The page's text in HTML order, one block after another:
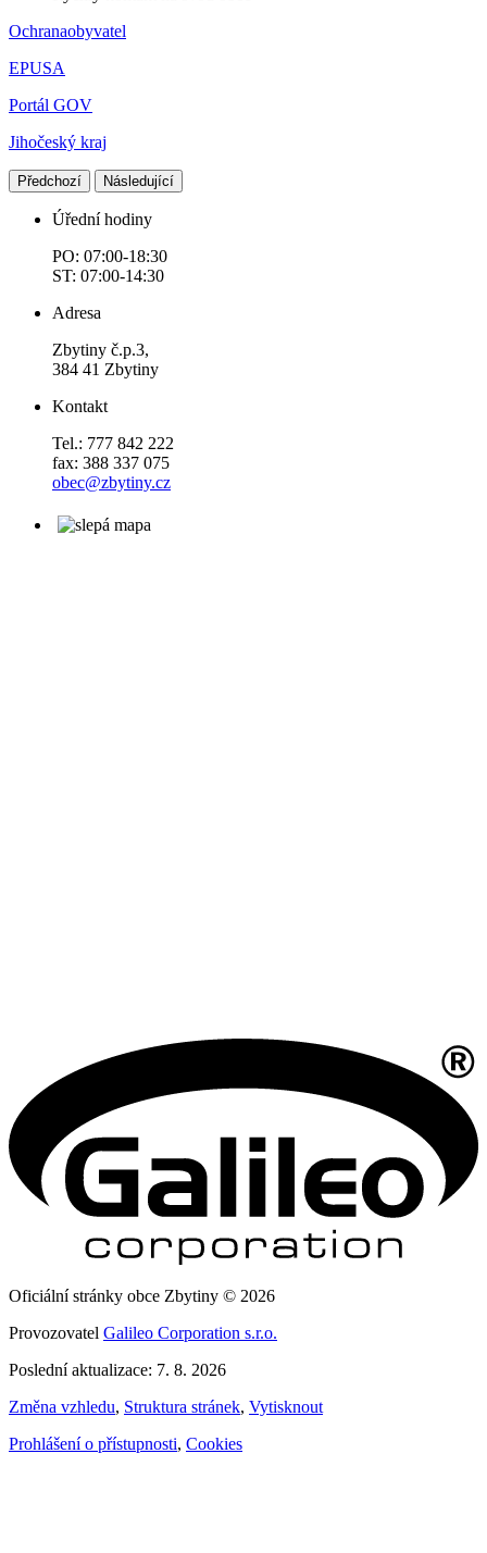
Ochranaobyvatel
EPUSA
Portál GOV
Jihočeský kraj
Předchozí Následující
Úřední hodiny
PO: 07:00-18:30
ST: 07:00-14:30
Adresa
Zbytiny č.p.3,
384 41 Zbytiny
Kontakt
Tel.: 777 842 222
fax: 388 337 075
obec@zbytiny.cz
Oficiální stránky obce Zbytiny © 2026
Provozovatel Galileo Corporation s.r.o.
Poslední aktualizace: 7. 8. 2026
Změna vzhledu, Struktura stránek, Vytisknout
Prohlášení o přístupnosti, Cookies